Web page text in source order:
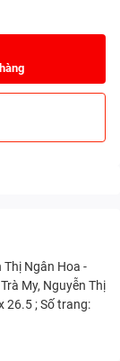
Thị Ngân Hoa -
My, Nguyễn Thị
26.5 ; Số trang: